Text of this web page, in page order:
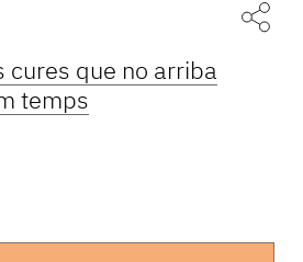
cures que no arriba
temps